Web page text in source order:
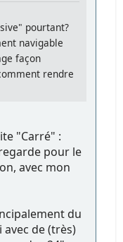
pourtant?
navigable
façon
rendre
"Carré" :
pour le
avec mon
du
de (très)